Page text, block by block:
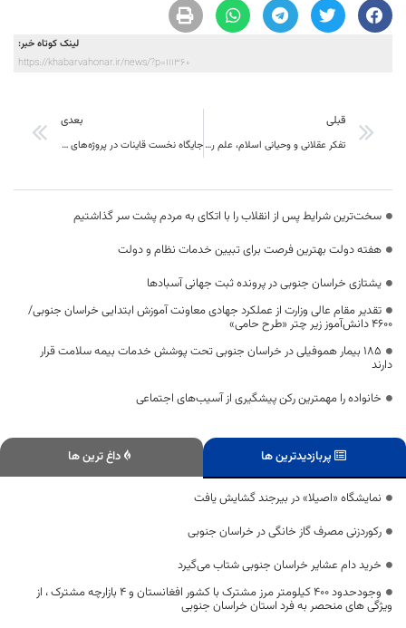
لینک کوتاه خبر:
https://khabarvahonar.ir/news/?p=111360
قبلی
تفکر عقلانی و وحیانی اسلام، علم را در خدمت تمام انسان‌ها و برای رفاه بشریت می‌خواهد
بعدی
جایگاه نخست قاینات در پروژه‌های دهه فجر
سخت‌ترین شرایط پس از انقلاب را با اتکای به مردم پشت سر گذاشتیم
هفته دولت بهترین فرصت برای تبیین خدمات نظام و دولت
یشتازی خراسان جنوبی در پرونده ثبت جهانی آسبادها
تقدیر مقام عالی وزارت از عملکرد جهادی معاونت آموزش ابتدایی خراسان جنوبی/
۴۶۰۰ دانش‌آموز زیر چتر «طرح حامی»
۱۸۵ بیمار هموفیلی در خراسان جنوبی تحت پوشش خدمات بیمه سلامت قرار
دارند
خانواده را مهمترین رکن پیشگیری از آسیب‌های اجتماعی
پربازدیدترین ها داغ ترین ها
نمایشگاه «اصیلا» در بیرجند گشایش یافت
رکوردزنی مصرف گاز خانگی در خراسان جنوبی
خرید دام عشایر خراسان جنوبی شتاب می‌گیرد
وجودحدود ۴۰۰ کیلومتر مرز مشترک با کشور افغانستان و ۴ بازارچه مشترک ، از
ویژگی های منحصر به فرد استان خراسان جنوبی